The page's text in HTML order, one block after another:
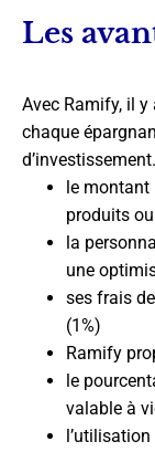
Les
Avec Ramify, il
chaque
le montant
produits
la
une
ses frais
(1%)
Ramify
le
valable à